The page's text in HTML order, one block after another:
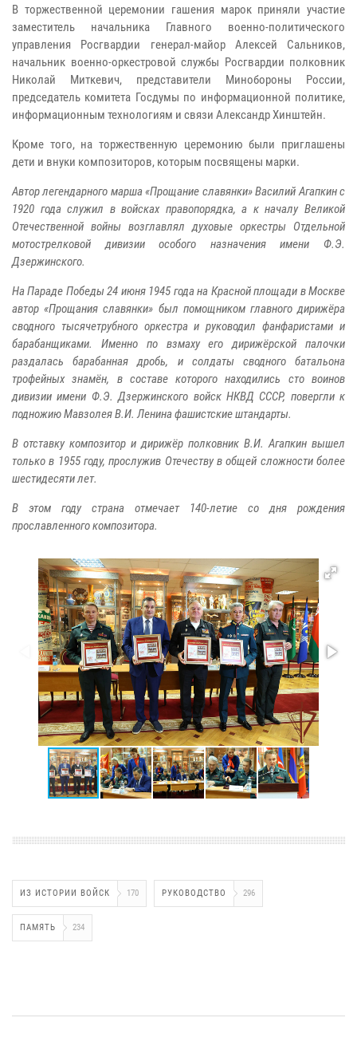
В торжественной церемонии гашения марок приняли участие
заместитель начальника Главного военно-политического
управления Росгвардии генерал-майор Алексей Сальников,
начальник военно-оркестровой службы Росгвардии полковник
Николай Миткевич, представители Минобороны России,
председатель комитета Госдумы по информационной политике,
информационным технологиям и связи Александр Хинштейн.
Кроме того, на торжественную церемонию были приглашены
дети и внуки композиторов, которым посвящены марки.
Автор легендарного марша «Прощание славянки» Василий Агапкин с
1920 года служил в войсках правопорядка, а к началу Великой
Отечественной войны возглавлял духовые оркестры Отдельной
мотострелковой дивизии особого назначения имени Ф.Э.
Дзержинского.
На Параде Победы 24 июня 1945 года на Красной площади в Москве
автор «Прощания славянки» был помощником главного дирижёра
сводного тысячетрубного оркестра и руководил фанфаристами и
барабанщиками. Именно по взмаху его дирижёрской палочки
раздалась барабанная дробь, и солдаты сводного батальона
трофейных знамён, в составе которого находились сто воинов
дивизии имени Ф.Э. Дзержинского войск НКВД СССР, повергли к
подножию Мавзолея В.И. Ленина фашистские штандарты.
В отставку композитор и дирижёр полковник В.И. Агапкин вышел
только в 1955 году, прослужив Отечеству в общей сложности более
шестидесяти лет.
В этом году страна отмечает 140-летие со дня рождения
прославленного композитора.
ИЗ ИСТОРИИ ВОЙСК 170 РУКОВОДСТВО 296
ПАМЯТЬ 234